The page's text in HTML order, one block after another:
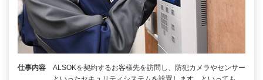
仕事内容
ALSOKを契約するお客様先を訪問し、防犯カメラやセンサー